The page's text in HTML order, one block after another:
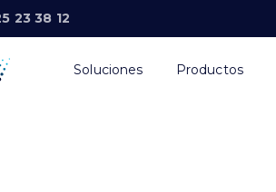
23 38 12
Soluciones Productos